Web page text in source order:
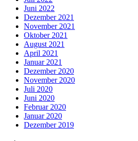
Juni 2022
Dezember 2021
November 2021
Oktober 2021
August 2021
April 2021
Januar 2021
Dezember 2020
November 2020
Juli 2020
Juni 2020
Februar 2020
Januar 2020
Dezember 2019